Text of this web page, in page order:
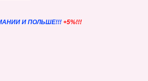
И ПОЛЬШЕ!!! +5%!!!